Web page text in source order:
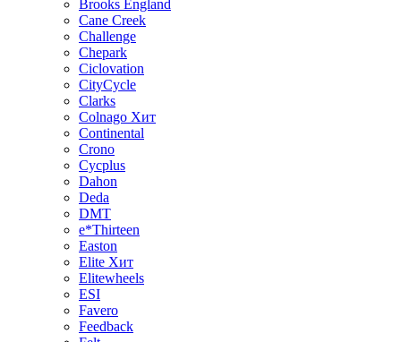
Brooks England
Cane Creek
Challenge
Chepark
Ciclovation
CityCycle
Clarks
Colnago Хит
Continental
Crono
Cycplus
Dahon
Deda
DMT
e*Thirteen
Easton
Elite Хит
Elitewheels
ESI
Favero
Feedback